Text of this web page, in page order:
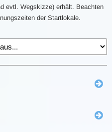
evtl. Wegskizze) erhält. Beachten
der Startlokale.